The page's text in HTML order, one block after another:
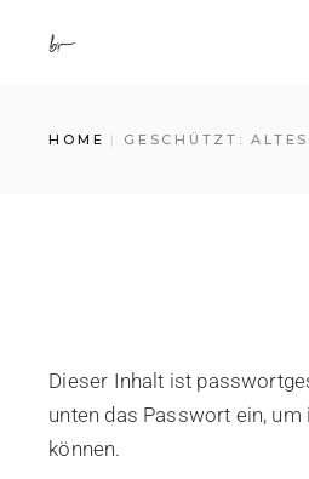
HOME GESCHÜTZT:
Dieser Inhalt ist
unten das Passwort ein, um
können.